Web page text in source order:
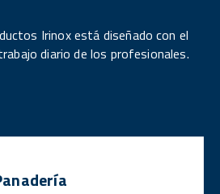
Irinox está diseñado con el
diario de los profesionales.